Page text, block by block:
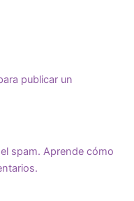
publicar un
spam. Aprende cómo